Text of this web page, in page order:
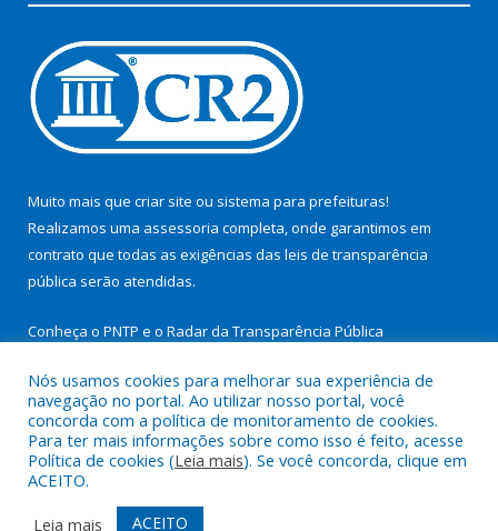
Muito mais que criar site ou sistema para prefeituras!
Realizamos uma assessoria completa, onde garantimos em
contrato que todas as exigências das leis de transparência
pública serão atendidas.
Conheça o PNTP e o Radar da Transparência Pública
Todos os direitos reservados a Prefeitura Municipal de São
Miguel do Guamá.
Mapa do Site Acessar Área Administrativa
Nós usamos cookies para melhorar sua experiência de
navegação no portal. Ao utilizar nosso portal, você
concorda com a política de monitoramento de cookies.
Para ter mais informações sobre como isso é feito, acesse
Política de cookies (Leia mais). Se você concorda, clique em
ACEITO.
Leia mais
ACEITO